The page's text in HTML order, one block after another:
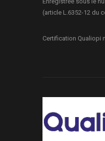
(article L.6352-12 du
Certification Qualiopi